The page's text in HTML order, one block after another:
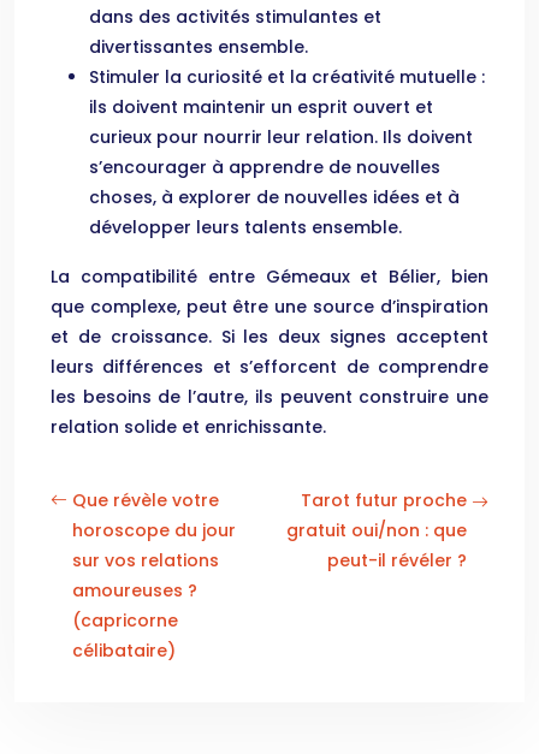
dans des activités stimulantes et
divertissantes ensemble.
Stimuler la curiosité et la créativité mutuelle :
ils doivent maintenir un esprit ouvert et
curieux pour nourrir leur relation. Ils doivent
s’encourager à apprendre de nouvelles
choses, à explorer de nouvelles idées et à
développer leurs talents ensemble.
La compatibilité entre Gémeaux et Bélier, bien
que complexe, peut être une source d’inspiration
et de croissance. Si les deux signes acceptent
leurs différences et s’efforcent de comprendre
les besoins de l’autre, ils peuvent construire une
relation solide et enrichissante.
Que révèle votre
horoscope du jour
sur vos relations
amoureuses ?
(capricorne
célibataire)
Tarot futur proche
gratuit oui/non : que
peut-il révéler ?